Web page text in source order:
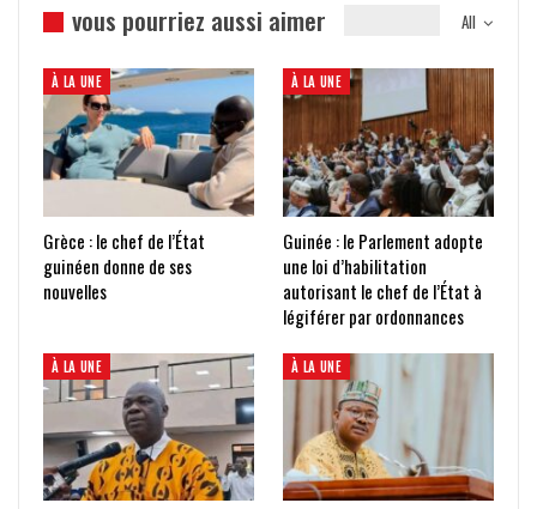
All
vous pourriez aussi aimer
À LA UNE
Grèce : le chef de l’État
guinéen donne de ses
nouvelles
À LA UNE
Guinée : le Parlement adopte
une loi d’habilitation
autorisant le chef de l’État à
légiférer par ordonnances
À LA UNE À LA UNE